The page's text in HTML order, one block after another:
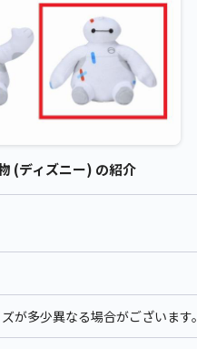
(ディズニー) の紹介
多少異なる場合がございます。